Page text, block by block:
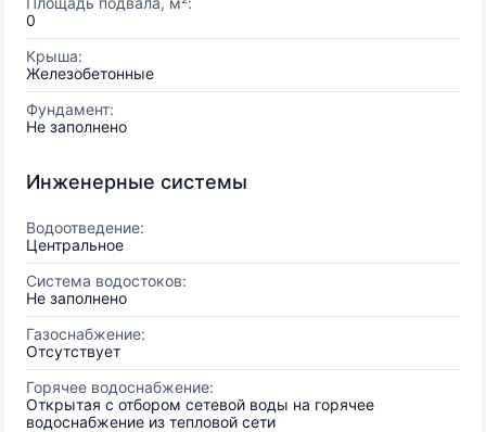
0
Крыша:
Железобетонные
Фундамент:
Не заполнено
Инженерные системы
Водоотведение:
Центральное
Система водостоков:
Не заполнено
Газоснабжение:
Отсутствует
Горячее водоснабжение:
Открытая с отбором сетевой воды на горячее
водоснабжение из тепловой сети